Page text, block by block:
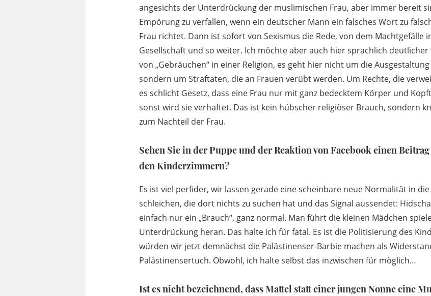
angesichts der Unterdrückung der muslimischen Frau, aber immer bereit
Empörung zu verfallen, wenn ein deutscher Mann ein falsches Wort zu
Frau richtet. Dann ist sofort von Sexismus die Rede, von dem Machtgefälle
Gesellschaft und so weiter. Ich möchte aber auch hier sprachlich
von „Gebräuchen“ in einer Religion, es geht hier nicht um die
sondern um Straftaten, die an Frauen verübt werden. Um Rechte, die
es schlicht Gesetz, dass eine Frau nur mit ganz bedecktem Körper und
sonst wird sie verhaftet. Das ist kein hübscher religiöser Brauch, sondern
zum Nachteil der Frau.
Sehen Sie in der Puppe und der Reaktion von Facebook einen
den Kinderzimmern?
Es ist viel perfider, wir lassen gerade eine scheinbare neue Normalität in
schleichen, die dort nichts zu suchen hat und das Signal aussendet:
einfach nur ein „Brauch“, ganz normal. Man führt die kleinen Mädchen
Unterdrückung heran. Das halte ich für fatal. Es ist die Politisierung des
würden wir jetzt demnächst die Palästinenser-Barbie machen als
Palästinensertuch. Obwohl, ich halte selbst das inzwischen für möglich…
Ist es nicht bezeichnend, dass Mattel statt einer jungen Nonne eine